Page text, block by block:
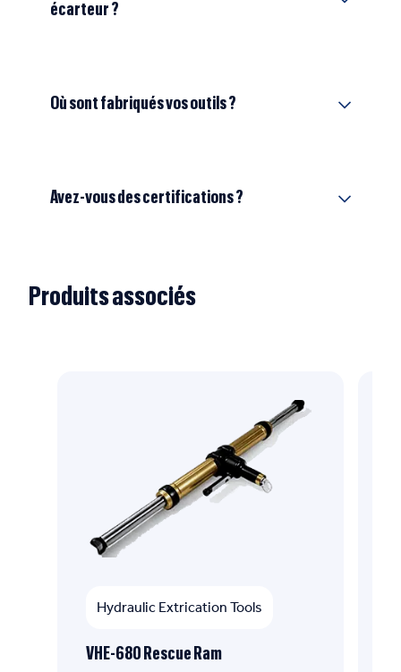
écarteur ?
Où sont fabriqués vos outils ?
Avez-vous des certifications ?
Produits associés
Hydraulic Extrication Tools
VHE-680 Rescue Ram